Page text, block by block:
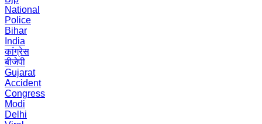
National
Police
Bihar
India
कांग्रेस
बीजेपी
Gujarat
Accident
Congress
Modi
Delhi